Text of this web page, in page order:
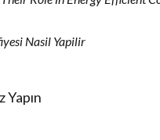
Nasil Yapilir
Yapın